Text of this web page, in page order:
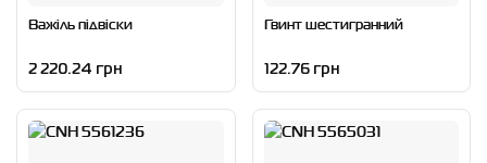
Важіль підвіски
2 220.24 грн
Гвинт шестигранний
122.76 грн